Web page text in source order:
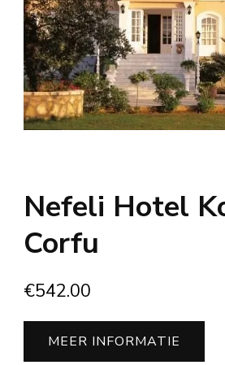
Nefeli Hotel
Corfu
€542.00
MEER INFORMATIE